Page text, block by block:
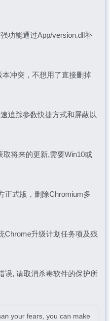
功能通过App/version.dll补
冲突，不想用了直接删掉
追踪参数快捷方式和屏蔽以
取将来的更新,需要Win10或
正式版，删除Chromium多
Chrome升级计划任务项及残
误, 请取消杀毒软件的保护所
your fears, you can make